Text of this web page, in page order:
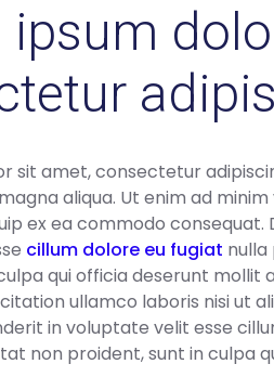
ipsum
sit amet, consectetur
aliqua. Ut enim ad
ex ea commodo
cillum dolore eu fugiat
qui officia deserunt mollit
ullamco laboris nisi ut
in voluptate velit esse
non proident, sunt in culpa